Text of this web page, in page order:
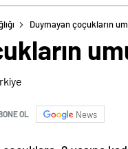
Duymayan çoçukların
OL News